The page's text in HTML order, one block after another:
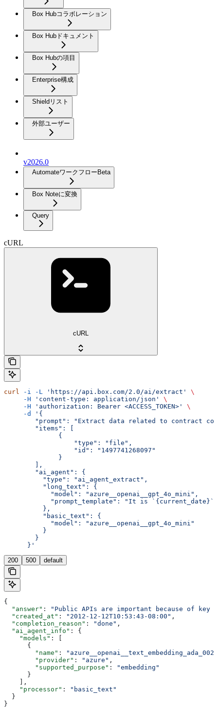
Box Hubコラボレーション
Box Hubドキュメント
Box Hubの項目
Enterprise構成
Shieldリスト
外部ユーザー
v2026.0
Automateワークフロー Beta
Box Noteに変換
Query
cURL
cURL
curl -i -L 'https://api.box.com/2.0/ai/extract'
\
     -H
'content-type: application/json'
\
     -H
'authorization: Bearer <ACCESS_TOKEN>'
\
     -d
'{
"prompt": "Extract data related to contract
        "items": [
              {
                  "type": "file",
                  "id": "1497741268097"
              }
        ],
        "ai_agent": {
          "type": "ai_agent_extract",
          "long_text": {
            "model": "azure__openai__gpt_4o_mini",
"prompt_template": "It is
          },
          "basic_text": {
            "model": "azure__openai__gpt_4o_mini"
          }
        }
      }'
200 500 default
{
  "answer"
:
"Public APIs are important because of key
  "created_at"
: "2012-12-12T10:53:43-08:00" ,
  "completion_reason"
: "done" ,
  "ai_agent_info"
: {
    "models"
: [
      {
        "name"
:
"azure__openai__text_embedding_ada_002"
        "provider"
: "azure" ,
        "supported_purpose"
:
"embedding"
      }
    ],
    "processor"
:
"basic_text"
  }
}